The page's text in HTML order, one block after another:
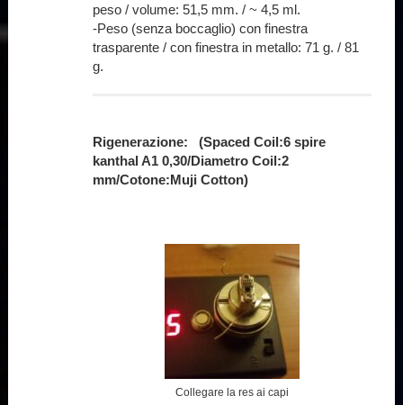
peso / volume: 51,5 mm. / ~ 4,5 ml.
-Peso (senza boccaglio) con finestra
trasparente / con finestra in metallo: 71 g. / 81
g.
Rigenerazione: (Spaced Coil:6 spire
kanthal A1 0,30/Diametro Coil:2
mm/Cotone:Muji Cotton)
Collegare la res ai capi